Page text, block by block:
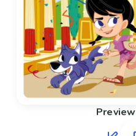
Preview